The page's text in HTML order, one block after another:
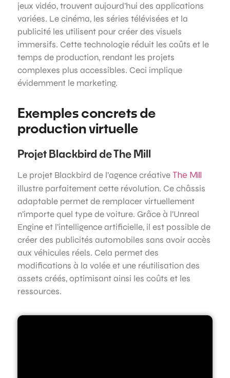
jeux vidéo, trouvent aujourd’hui des applications
variées. Le cinéma, les séries télévisées et la
publicité les utilisent pour créer des visuels
immersifs. Cette technologie réduit les coûts et le
temps de production, rendant les projets
complexes plus accessibles. Ceci implique
évidemment le marketing.
Exemples concrets de
production virtuelle
Projet Blackbird de The Mill
Le projet Blackbird de l’agence créative The Mill
illustre parfaitement cette révolution. Ce châssis
adaptable permet de remplacer virtuellement
n’importe quel type de voiture. Grâce à l’Unreal
Engine et l’intelligence artificielle, il est possible de
créer des publicités automobiles sans avoir accès
aux véhicules réels. Cela permet des
modifications à la volée et une réutilisation des
assets créés, optimisant ainsi les coûts et les
ressources.